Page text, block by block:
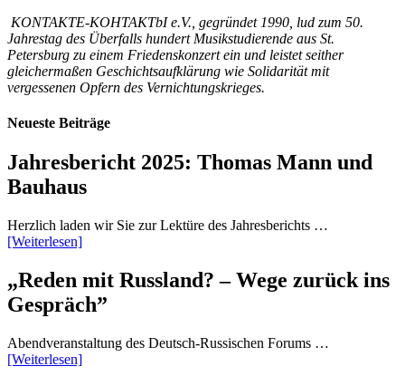
KONTAKTE-KOHTAKTbI e.V., gegründet 1990, lud zum 50.
Jahrestag des Überfalls hundert Musikstudierende aus St.
Petersburg zu einem Friedenskonzert ein und leistet seither
gleichermaßen Geschichtsaufklärung wie Solidarität mit
vergessenen Opfern des Vernichtungskrieges.
Neueste Beiträge
Jahresbericht 2025: Thomas Mann und
Bauhaus
Herzlich laden wir Sie zur Lektüre des Jahresberichts …
[Weiterlesen]
„Reden mit Russland? – Wege zurück ins
Gespräch”
Abendveranstaltung des Deutsch-Russischen Forums …
[Weiterlesen]